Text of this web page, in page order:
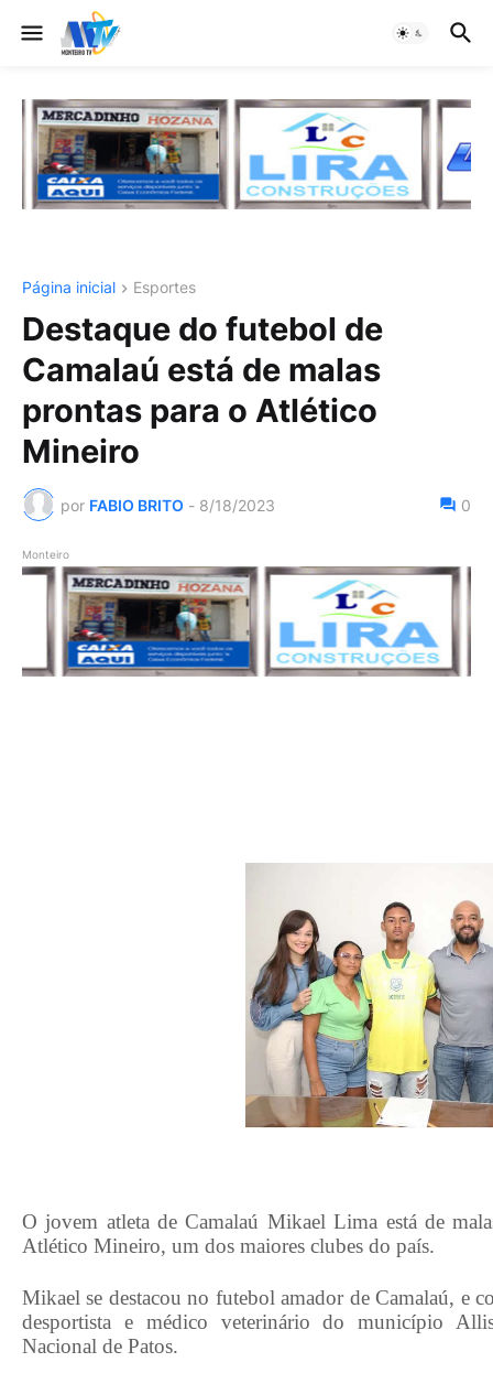
Página inicial Esportes
Destaque do futebol de
Camalaú está de malas
prontas para o Atlético
Mineiro
por FABIO BRITO - 8/18/2023 0
Monteiro
O jovem atleta de Camalaú Mikael Lima está de
Atlético Mineiro, um dos maiores clubes do país.
Mikael se destacou no futebol amador de Camalaú, e
desportista e médico veterinário do município
Nacional de Patos.